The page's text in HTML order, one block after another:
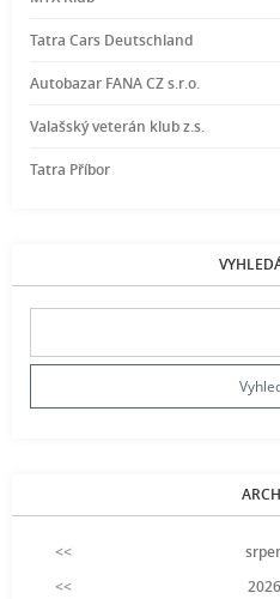
Tatra Cars Deutschland
Autobazar FANA CZ s.r.o.
Valašský veterán klub z.s.
Tatra Příbor
<<
<<
2026